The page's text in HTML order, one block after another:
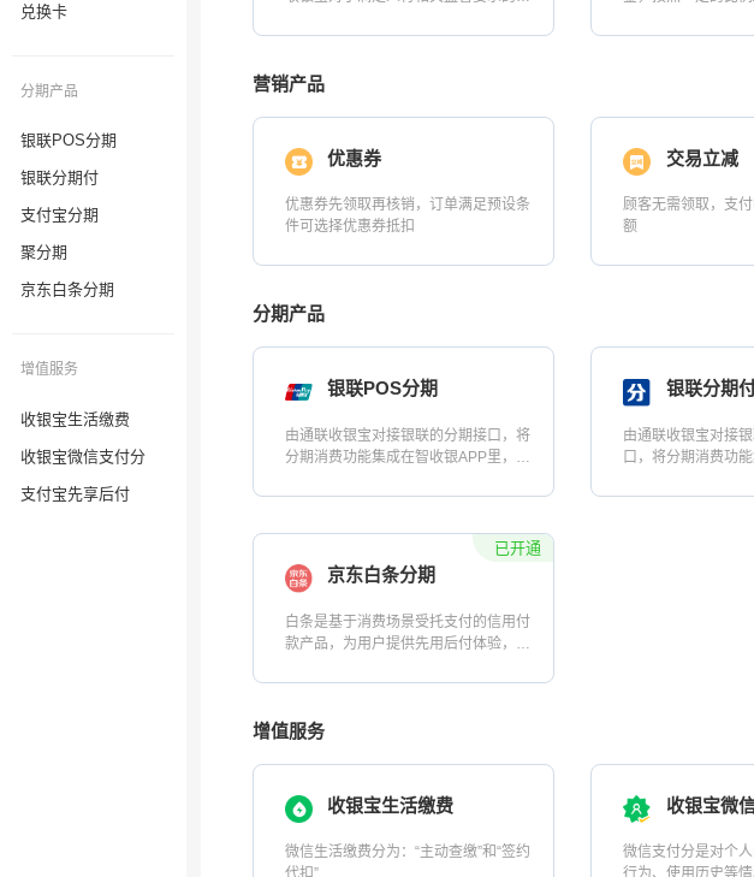
兑换卡
分期产品
银联POS分期
银联分期付
支付宝分期
聚分期
京东白条分期
增值服务
收银宝生活缴费
收银宝微信支付分
支付宝先享后付